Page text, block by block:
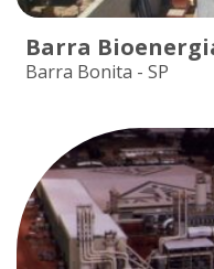
Barra
Barra Bonita - SP